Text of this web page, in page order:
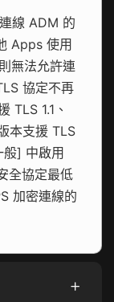
線 ADM 的
Apps 使用
無法允許連
協定不再
TLS 1.1、
本支援 TLS
般] 中啟用
全協定最低
加密連線的